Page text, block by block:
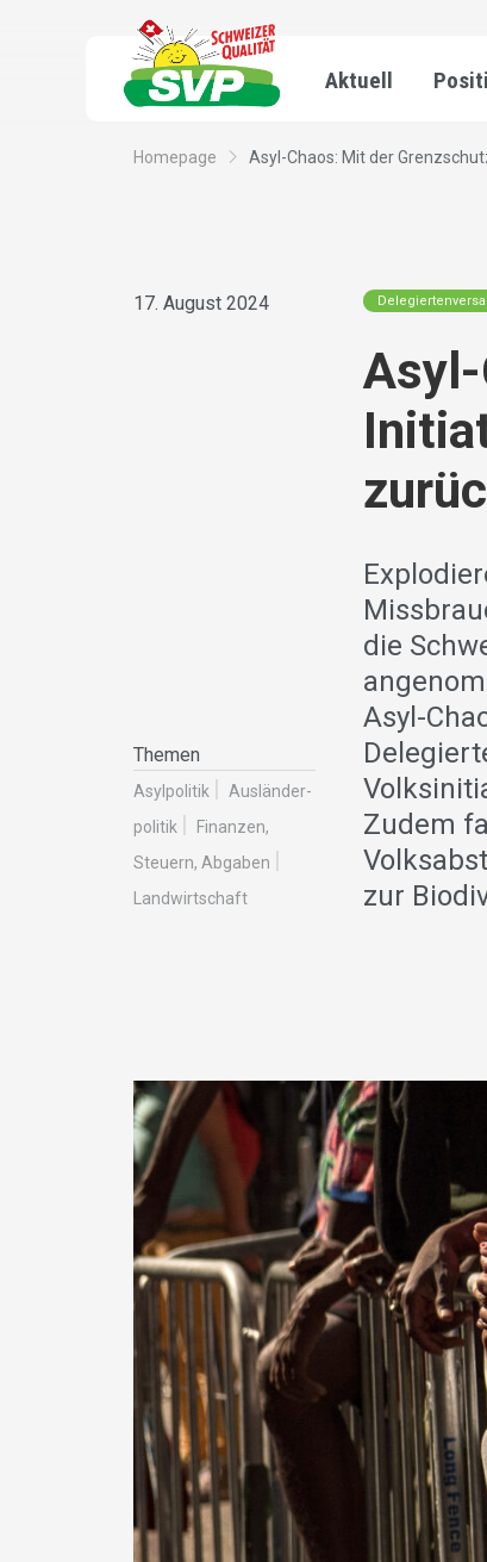
Aktuell
Homepage Asyl-Chaos: Mit der
17. August 2024
Themen
Asylpolitik
Ausländer­
politik
Finanzen,
Steuern, Abgaben
Landwirt­schaft
die
Asyl-
Zudem
zur